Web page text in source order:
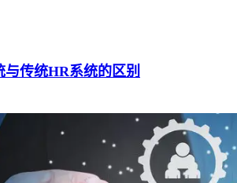
与传统HR系统的区别